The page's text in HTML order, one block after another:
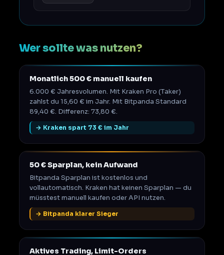
Wer sollte was nutzen?
Monatlich 500 € manuell kaufen
6.000 € Jahresvolumen. Mit Kraken Pro (Taker)
zahlst du 15,60 € im Jahr. Mit Bitpanda Standard
89,40 €. Differenz: 73,80 €.
→ Kraken spart 73 € im Jahr
50 € Sparplan, kein Aufwand
Bitpanda Sparplan ist kostenlos und
vollautomatisch. Kraken hat keinen Sparplan — du
müsstest manuell kaufen oder API nutzen.
→ Bitpanda klarer Sieger
Aktives Trading, Limit-Orders